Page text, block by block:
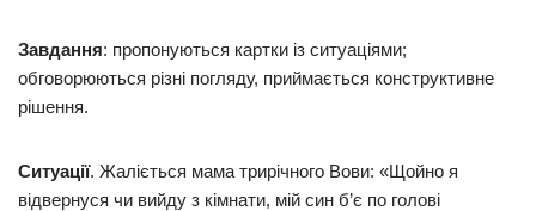
Завдання: пропонуються картки із ситуаціями;
обговорюються різні погляду, приймається конструктивне
рішення.
Ситуації. Жаліється мама трирічного Вови: «Щойно я
відвернуся чи вийду з кімнати, мій син б’є по голові